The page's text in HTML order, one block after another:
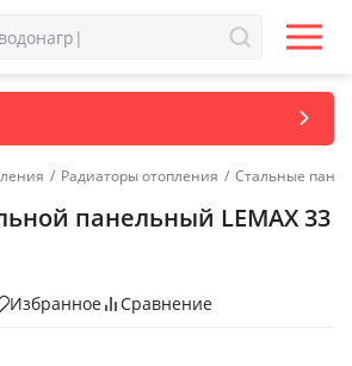
/ Радиаторы отопления / Стальные
панельный LEMAX 33
Избранное Сравнение